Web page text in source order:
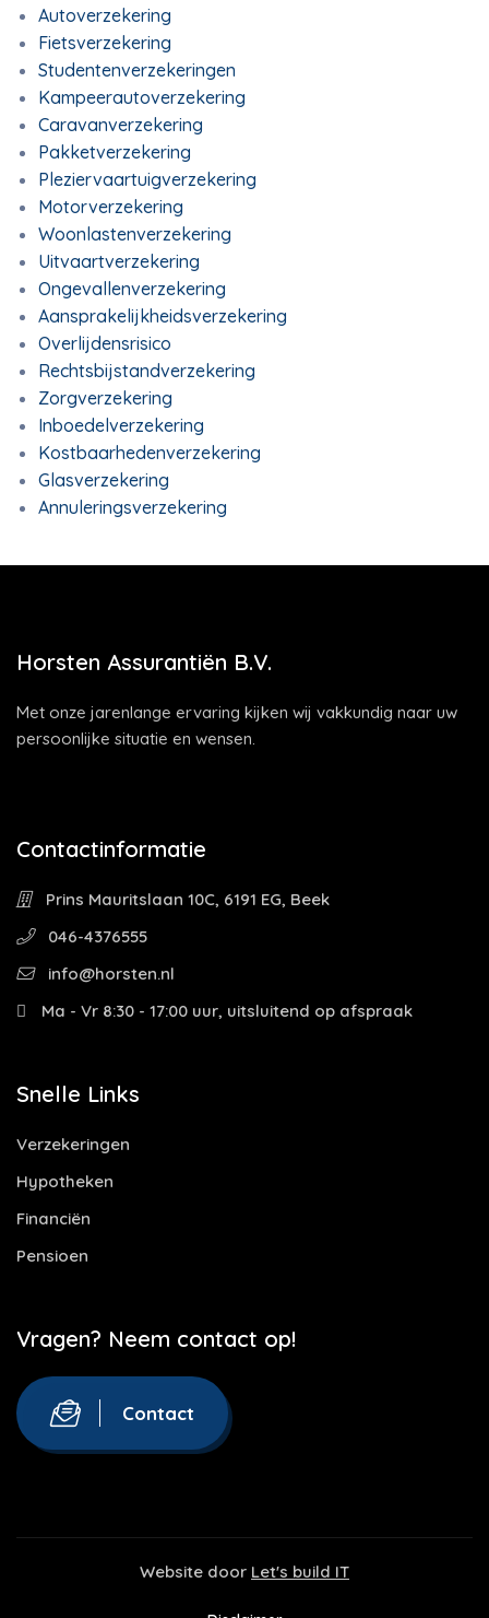
Autoverzekering
Fietsverzekering
Studentenverzekeringen
Kampeerautoverzekering
Caravanverzekering
Pakketverzekering
Pleziervaartuigverzekering
Motorverzekering
Woonlastenverzekering
Uitvaartverzekering
Ongevallenverzekering
Aansprakelijkheidsverzekering
Overlijdensrisico
Rechtsbijstandverzekering
Zorgverzekering
Inboedelverzekering
Kostbaarhedenverzekering
Glasverzekering
Annuleringsverzekering
Horsten Assurantiën B.V.
Met onze jarenlange ervaring kijken wij vakkundig naar uw
persoonlijke situatie en wensen.
Contactinformatie
Prins Mauritslaan 10C, 6191 EG, Beek
046-4376555
info@horsten.nl
Ma - Vr 8:30 - 17:00 uur, uitsluitend op afspraak
Snelle Links
Verzekeringen
Hypotheken
Financiën
Pensioen
Vragen? Neem contact op!
Contact
Website door Let's build IT